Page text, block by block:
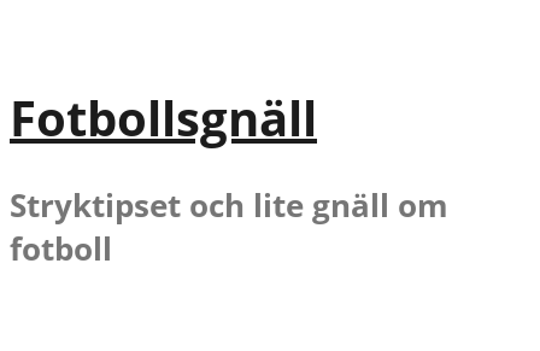
Fotbollsgnäll
Stryktipset och lite gnäll om
fotboll